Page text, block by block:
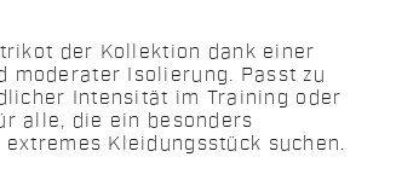
der Kollektion dank einer
moderater Isolierung. Passt zu
Intensität im Training oder
alle, die ein besonders
Kleidungsstück suchen.